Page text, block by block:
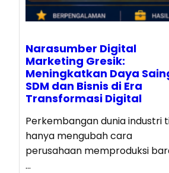
Narasumber Digital
Marketing Gresik:
Meningkatkan Daya
SDM dan Bisnis di Era
Transformasi Digital
Perkembangan dunia industri
hanya mengubah cara
perusahaan memproduksi
…